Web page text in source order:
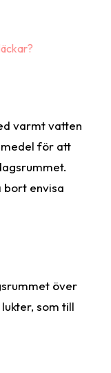
varmt vatten
för att
envisa
över
som till